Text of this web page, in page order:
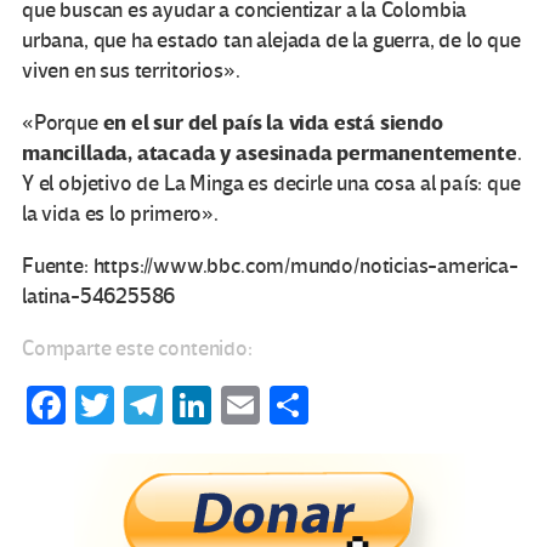
que buscan es ayudar a concientizar a la Colombia
urbana, que ha estado tan alejada de la guerra, de lo que
viven en sus territorios».
«Porqueen el sur del país la vida está siendo
mancillada, atacada y asesinada permanentemente.
Y el objetivo de La Minga es decirle una cosa al país: que
la vida es lo primero».
Fuente: https://www.bbc.com/mundo/noticias-america-
latina-54625586
Comparte este contenido:
Fa T
tt
er
Te
gr
a
Li
ke
dI
E
ail m
p